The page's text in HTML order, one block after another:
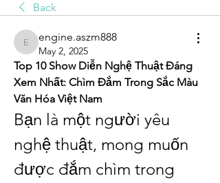
Back
engine.aszm888
engine.aszm888
May 2, 2025
Top 10 Show Diễn Nghệ Thuật Đáng
Xem Nhất: Chìm Đắm Trong Sắc Màu
Văn Hóa Việt Nam
Bạn là một người yêu
nghệ thuật, mong muốn
được đắm chìm trong